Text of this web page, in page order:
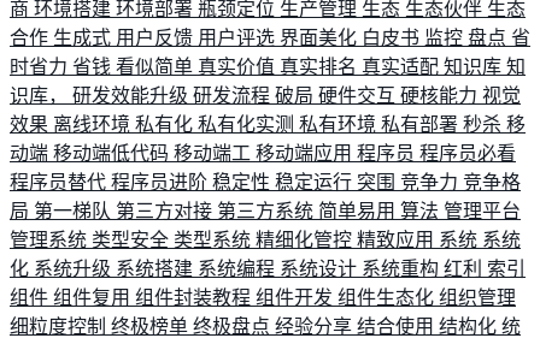
商 环境搭建 环境部署 瓶颈定位 生产管理 生态 生态伙伴 生态
合作 生成式 用户反馈 用户评选 界面美化 白皮书 监控 盘点 省
时省力 省钱 看似简单 真实价值 真实排名 真实适配 知识库 知
识库， 研发效能升级 研发流程 破局 硬件交互 硬核能力 视觉
效果 离线环境 私有化 私有化实测 私有环境 私有部署 秒杀 移
动端 移动端低代码 移动端工 移动端应用 程序员 程序员必看
程序员替代 程序员进阶 稳定性 稳定运行 突围 竞争力 竞争格
局 第一梯队 第三方对接 第三方系统 简单易用 算法 管理平台
管理系统 类型安全 类型系统 精细化管控 精致应用 系统 系统
化 系统升级 系统搭建 系统编程 系统设计 系统重构 红利 索引
组件 组件复用 组件封装教程 组件开发 组件生态化 组织管理
细粒度控制 终极榜单 终极盘点 经验分享 结合使用 结构化 统